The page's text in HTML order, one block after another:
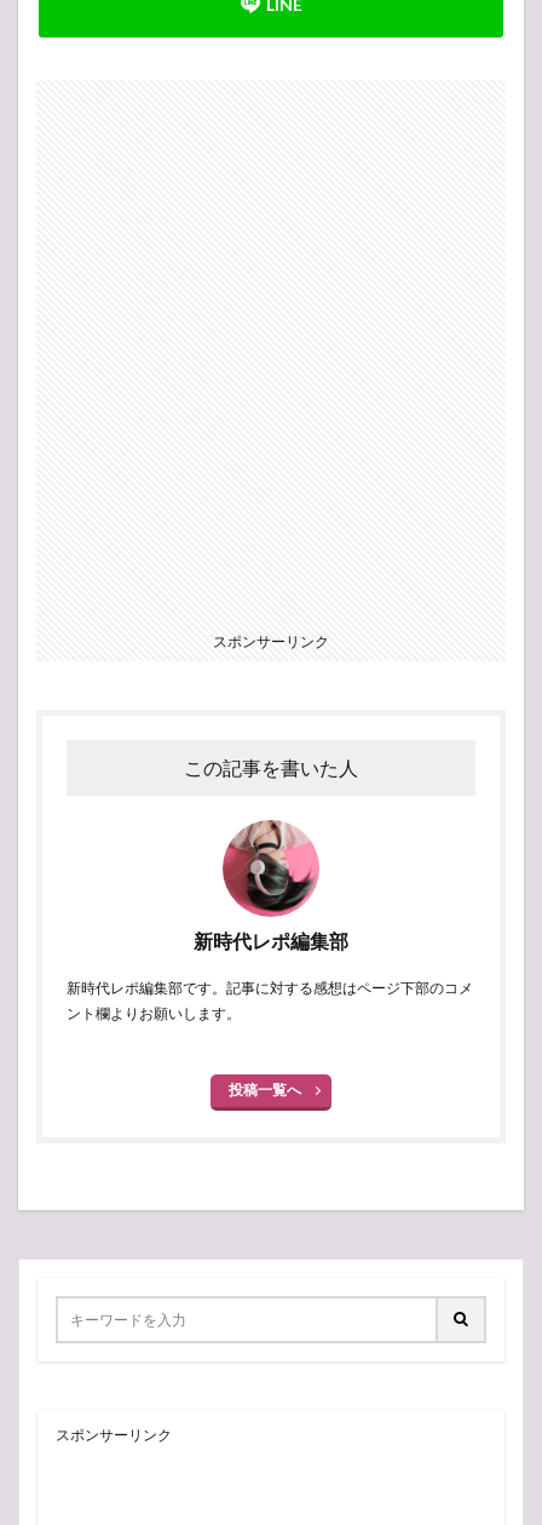
スポンサーリンク
この記事を書いた人
新時代レポ編集部
新時代レポ編集部です。記事に対する感想はページ下部のコメ
ント欄よりお願いします。
投稿一覧へ
スポンサーリンク